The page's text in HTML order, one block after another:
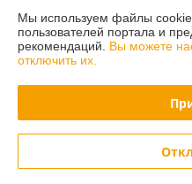
Регистрационный орган:
Дата регистрации компании:
Ссылка на свидетельство/
Ссылка на свидетельство/
Ссылка на свидетельство/
Местонахождение книги жалоб и
Мы используем файлы
пользователей портала и
рекомендаций. Вы можете
отключить их.